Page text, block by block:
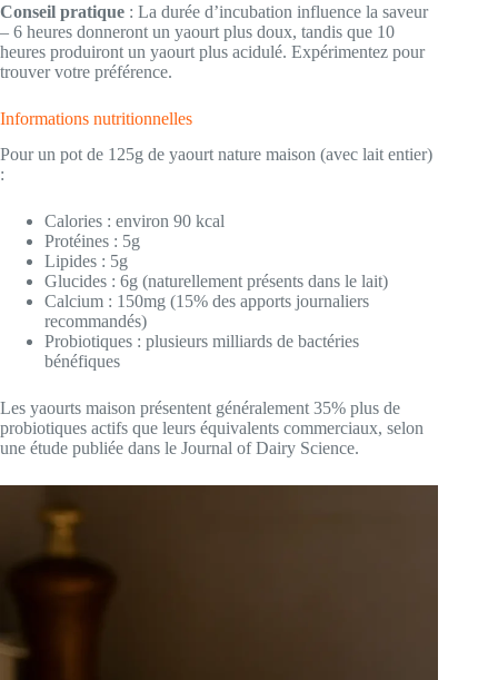
Conseil pratique : La durée d’incubation influence la saveur
– 6 heures donneront un yaourt plus doux, tandis que 10
heures produiront un yaourt plus acidulé. Expérimentez pour
trouver votre préférence.
Informations nutritionnelles
Pour un pot de 125g de yaourt nature maison (avec lait entier)
:
Calories : environ 90 kcal
Protéines : 5g
Lipides : 5g
Glucides : 6g (naturellement présents dans le lait)
Calcium : 150mg (15% des apports journaliers
recommandés)
Probiotiques : plusieurs milliards de bactéries
bénéfiques
Les yaourts maison présentent généralement 35% plus de
probiotiques actifs que leurs équivalents commerciaux, selon
une étude publiée dans le Journal of Dairy Science.